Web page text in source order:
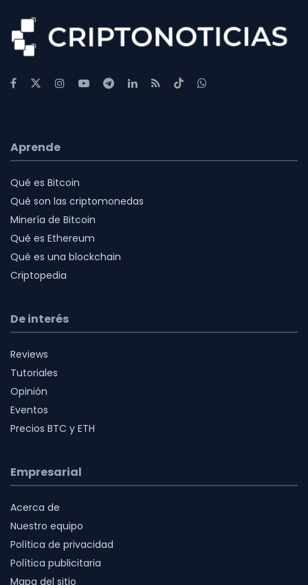
Aprende
Qué es Bitcoin
Qué son las criptomonedas
Minería de Bitcoin
Qué es Ethereum
Qué es una blockchain
Criptopedia
De interés
Reviews
Tutoriales
Opinión
Eventos
Precios BTC y ETH
Empresarial
Acerca de
Nuestro equipo
Política de privacidad
Política publicitaria
Mapa del sitio